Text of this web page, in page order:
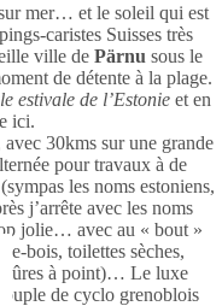
mer… et le soleil qui est
caristes Suisses très
ville de Pärnu sous le
de détente à la plage.
estivale de l’Estonie et en
ici.
30kms sur une grande
pour travaux à de
les noms estoniens,
j’arrête avec les noms
jolie… avec au « bout »
bois, toilettes sèches,
à point)… Le luxe
de cyclo grenoblois